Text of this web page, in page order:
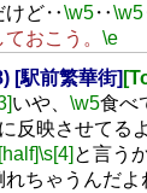
けど‥\w5‥\w5
おこう。 \e
[駅前繁華街]
いや、 \w5食べ
反映させてる
\s[4] と言うか
ちゃうんだよ